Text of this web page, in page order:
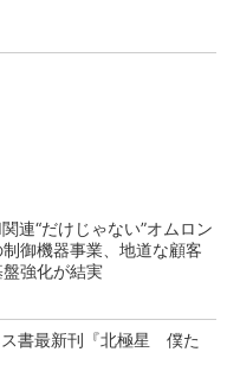
連“だけじゃない”オムロン
制御機器事業、地道な顧客
盤強化が結実
ス書最新刊『北極星 僕た